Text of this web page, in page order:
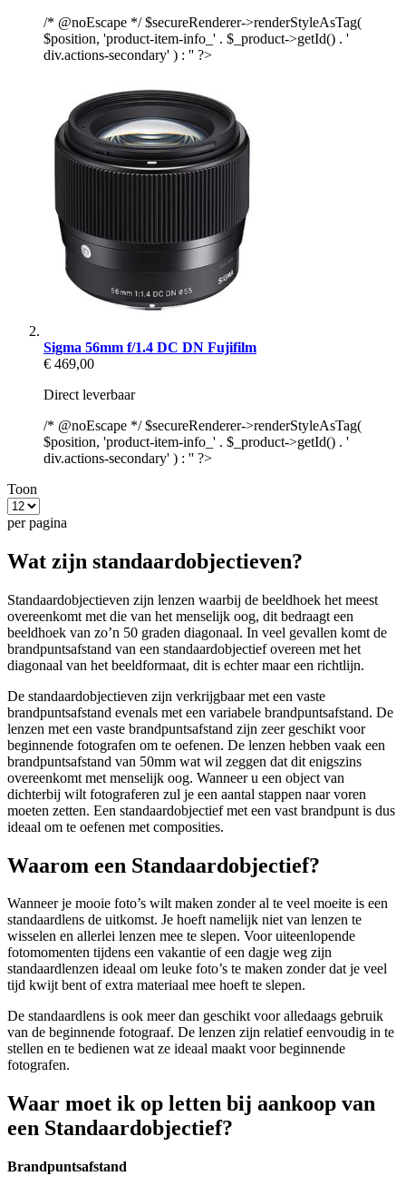
/* @noEscape */ $secureRenderer->renderStyleAsTag(
$position, 'product-item-info_' . $_product->getId() . '
div.actions-secondary' ) : '' ?>
Sigma 56mm f/1.4 DC DN Fujifilm
€ 469,00
Direct leverbaar
/* @noEscape */ $secureRenderer->renderStyleAsTag(
$position, 'product-item-info_' . $_product->getId() . '
div.actions-secondary' ) : '' ?>
Toon
per pagina
Wat zijn standaardobjectieven?
Standaardobjectieven zijn lenzen waarbij de beeldhoek het meest
overeenkomt met die van het menselijk oog, dit bedraagt een
beeldhoek van zo’n 50 graden diagonaal. In veel gevallen komt de
brandpuntsafstand van een standaardobjectief overeen met het
diagonaal van het beeldformaat, dit is echter maar een richtlijn.
De standaardobjectieven zijn verkrijgbaar met een vaste
brandpuntsafstand evenals met een variabele brandpuntsafstand. De
lenzen met een vaste brandpuntsafstand zijn zeer geschikt voor
beginnende fotografen om te oefenen. De lenzen hebben vaak een
brandpuntsafstand van 50mm wat wil zeggen dat dit enigszins
overeenkomt met menselijk oog. Wanneer u een object van
dichterbij wilt fotograferen zul je een aantal stappen naar voren
moeten zetten. Een standaardobjectief met een vast brandpunt is dus
ideaal om te oefenen met composities.
Waarom een Standaardobjectief?
Wanneer je mooie foto’s wilt maken zonder al te veel moeite is een
standaardlens de uitkomst. Je hoeft namelijk niet van lenzen te
wisselen en allerlei lenzen mee te slepen. Voor uiteenlopende
fotomomenten tijdens een vakantie of een dagje weg zijn
standaardlenzen ideaal om leuke foto’s te maken zonder dat je veel
tijd kwijt bent of extra materiaal mee hoeft te slepen.
De standaardlens is ook meer dan geschikt voor alledaags gebruik
van de beginnende fotograaf. De lenzen zijn relatief eenvoudig in te
stellen en te bedienen wat ze ideaal maakt voor beginnende
fotografen.
Waar moet ik op letten bij aankoop van
een Standaardobjectief?
Brandpuntsafstand